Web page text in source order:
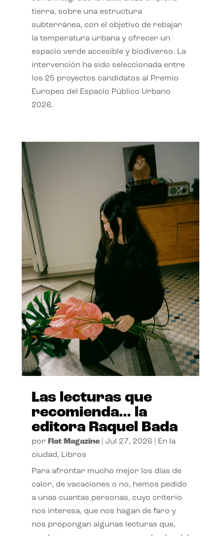
tierra, sobre una estructura
subterránea, con el objetivo de rebajar
la temperatura urbana y ofrecer un
espacio verde accesible y biodiverso. La
intervención ha sido seleccionada entre
los 25 proyectos candidatos al Premio
Europeo del Espacio Público Urbano
2026.
Las lecturas que
recomienda… la
editora Raquel Bada
por Flat Magazine| Jul 27, 2026
En la
ciudad, Libros
Para afrontar mucho mejor los días de
calor, de vacaciones o no, hemos pedido
a unas cuantas personas, cuyo criterio
nos interesa, que nos hagan de faro y
nos propongan algunas lecturas que,